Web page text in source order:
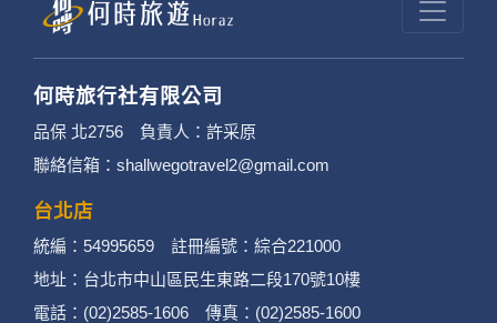
何時旅行社有限公司
品保 北2756 負責人：許采原
聯絡信箱：shallwegotravel2@gmail.com
台北店
統編：54995659 註冊編號：綜合221000
地址：台北市中山區民生東路二段170號10樓
電話：(02)2585-1606 傳真：(02)2585-1600